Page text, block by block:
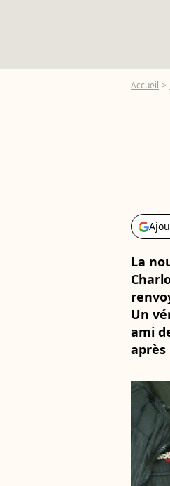
Accueil
La
Un
ami
après